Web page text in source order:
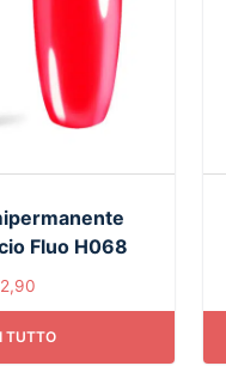
Fluo H068
TUTTO